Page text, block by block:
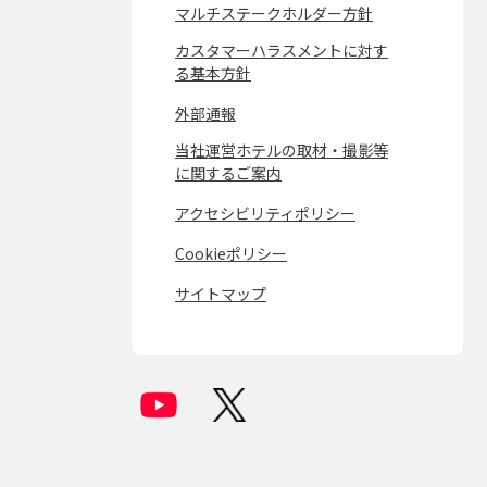
マルチステークホルダー方針
カスタマーハラスメントに対す
る基本方針
外部通報
当社運営ホテルの取材・撮影等
に関するご案内
アクセシビリティポリシー
Cookieポリシー
サイトマップ